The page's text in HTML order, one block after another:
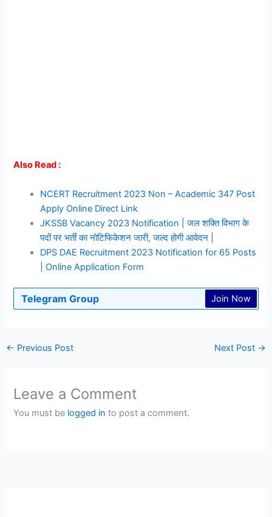
Also Read :
NCERT Recruitment 2023 Non – Academic 347 Post
Apply Online Direct Link
JKSSB Vacancy 2023 Notification | जल शक्ति विभाग के
पदों पर भर्ती का नोटिफिकेशन जारी, जल्द होगी आवेदन |
DPS DAE Recruitment 2023 Notification for 65 Posts
| Online Application Form
Telegram Group Join Now
← Previous Post Next Post →
Leave a Comment
You must be logged in to post a comment.